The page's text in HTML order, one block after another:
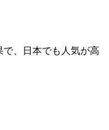
、日本でも人気が高